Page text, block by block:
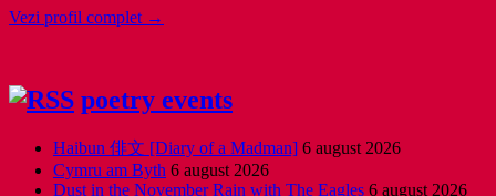
Vezi profil complet →
poetry events
Haibun 俳文 [Diary of a Madman] 6 august 2026
Cymru am Byth 6 august 2026
Dust in the November Rain with The Eagles 6 august 2026